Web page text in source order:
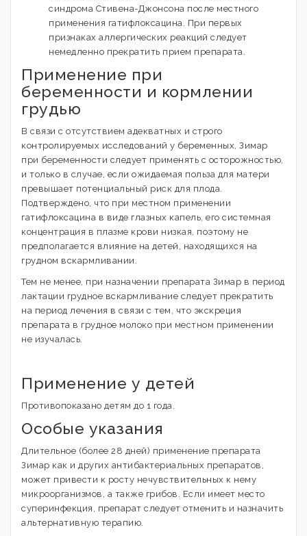
синдрома Стивена-Джонсона после местного
применения гатифлоксацина. При первых
признаках аллергических реакций следует
немедленно прекратить прием препарата.
Применение при
беременности и кормлении
грудью
В связи с отсутствием адекватных и строго
контролируемых исследований у беременных, Зимар
при беременности следует применять с осторожностью,
и только в случае, если ожидаемая польза для матери
превышает потенциальный риск для плода.
Подтверждено, что при местном применении
гатифлоксацина в виде глазных капель, его системная
концентрация в плазме крови низкая, поэтому не
предполагается влияние на детей, находящихся на
грудном вскармливании.
Тем не менее, при назначении препарата Зимар в период
лактации грудное вскармливание следует прекратить
на период лечения в связи с тем, что экскреция
препарата в грудное молоко при местном применении
не изучалась.
Применение у детей
Противопоказано детям до 1 года.
Особые указания
Длительное (более 28 дней) применение препарата
Зимар как и других антибактериальных препаратов,
может привести к росту нечувствительных к нему
микроорганизмов, а также грибов. Если имеет место
суперинфекция, препарат следует отменить и назначить
альтернативную терапию.